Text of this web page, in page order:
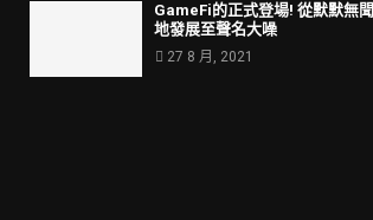
GameFi的正式登場! 從默默無聞
地發展至聲名大噪
27 8 月, 2021